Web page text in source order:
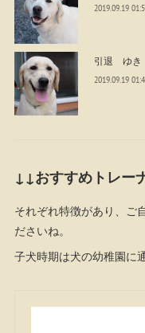
2019.09.19
引退 ゆき
2019.09.19
↓↓おすすめトレー
それぞれ特徴があり、ご
ださいね。
子犬時期は犬の幼稚園に